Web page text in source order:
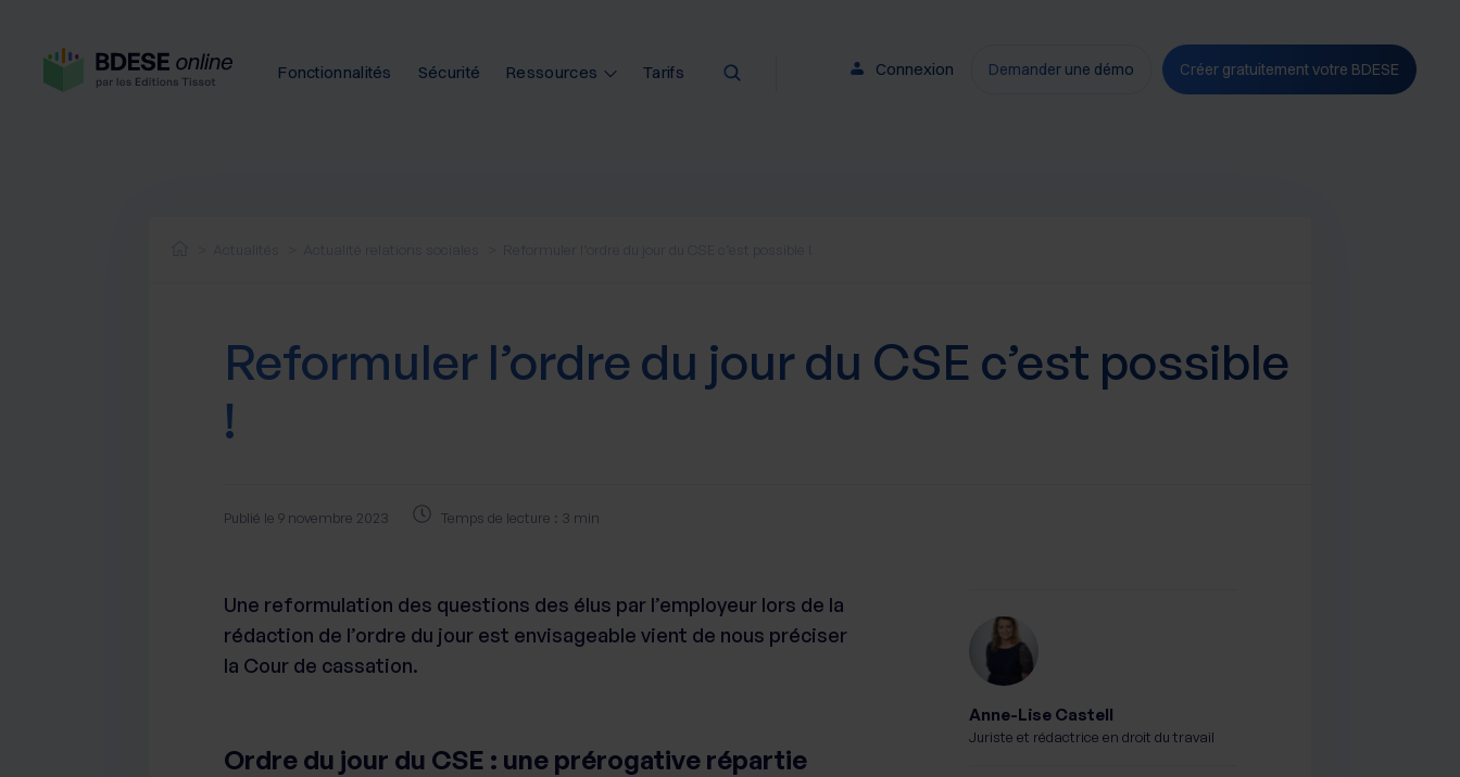
Fonctionnalités Sécurité Ressources Tarifs Connexion Demander une démo Créer gratuitement votre BDESE
Reformuler l’ordre du jour du CSE c’est possible
!
Publié le 9 novembre 2023 Temps de lecture : 3 min
Une reformulation des questions des élus par l’employeur lors de la
rédaction de l’ordre du jour est envisageable vient de nous préciser
la Cour de cassation.
Ordre du jour du CSE : une prérogative répartie
Anne-Lise Castell
Juriste et rédactrice en droit du travail